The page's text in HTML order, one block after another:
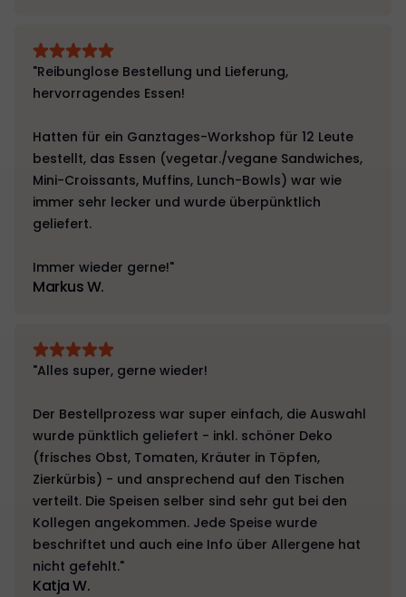
"Reibunglose Bestellung und Lieferung,
hervorragendes Essen!
Hatten für ein Ganztages-Workshop für 12 Leute
bestellt, das Essen (vegetar./vegane Sandwiches,
Mini-Croissants, Muffins, Lunch-Bowls) war wie
immer sehr lecker und wurde überpünktlich
geliefert.
Immer wieder gerne!"
Markus W.
"Alles super, gerne wieder!
Der Bestellprozess war super einfach, die Auswahl
wurde pünktlich geliefert - inkl. schöner Deko
(frisches Obst, Tomaten, Kräuter in Töpfen,
Zierkürbis) - und ansprechend auf den Tischen
verteilt. Die Speisen selber sind sehr gut bei den
Kollegen angekommen. Jede Speise wurde
beschriftet und auch eine Info über Allergene hat
nicht gefehlt."
Katja W.